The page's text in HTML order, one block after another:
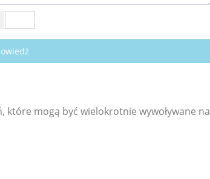
które mogą być wielokrotnie wywoływane na